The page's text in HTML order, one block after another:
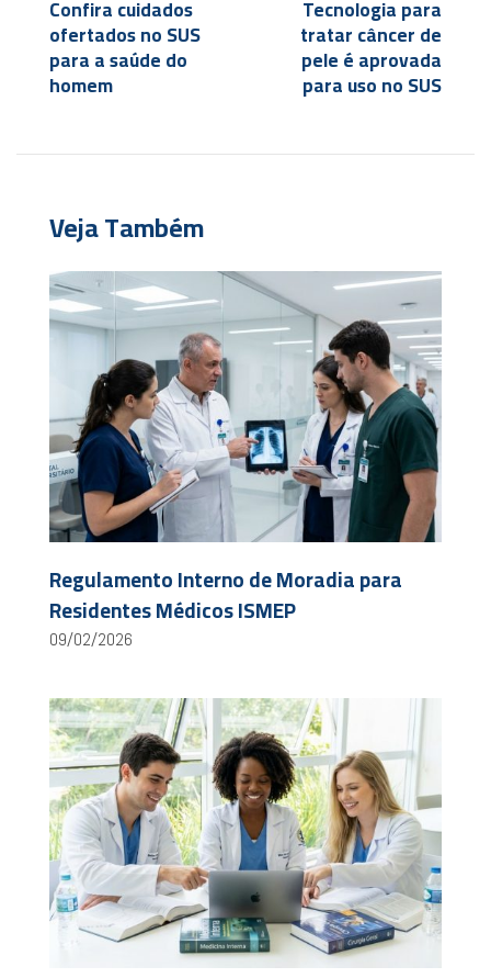
Confira cuidados
ofertados no SUS
para a saúde do
homem
Tecnologia para
tratar câncer de
pele é aprovada
para uso no SUS
Veja Também
Regulamento Interno de Moradia para
Residentes Médicos ISMEP
09/02/2026